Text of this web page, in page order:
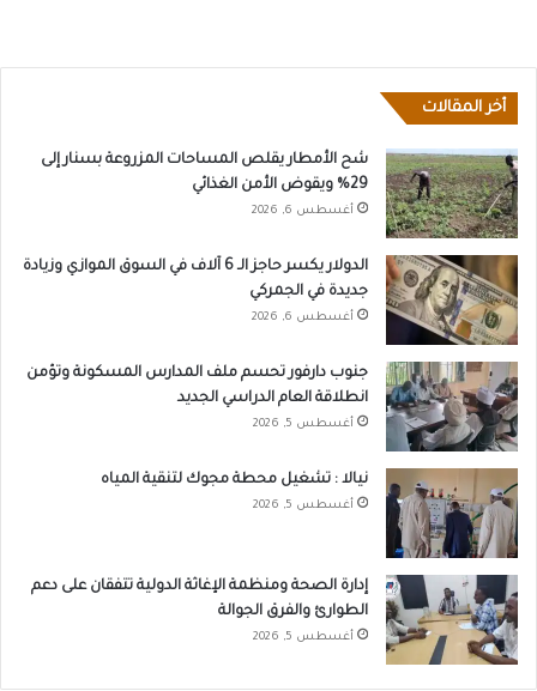
أخر المقالات
شح الأمطار يقلص المساحات المزروعة بسنار إلى
29% ويقوض الأمن الغذائي
أغسطس 6, 2026
الدولار يكسر حاجز الـ 6 آلاف في السوق الموازي وزيادة
جديدة في الجمركي
أغسطس 6, 2026
جنوب دارفور تحسم ملف المدارس المسكونة وتؤمن
انطلاقة العام الدراسي الجديد
أغسطس 5, 2026
نيالا : تشغيل محطة مجوك لتنقية المياه
أغسطس 5, 2026
إدارة الصحة ومنظمة الإغاثة الدولية تتفقان على دعم
الطوارئ والفرق الجوالة
أغسطس 5, 2026